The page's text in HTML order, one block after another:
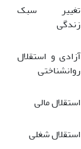
تغییر سبک
زندگی
آزادی و استقلال
روانشناختی
استقلال مالی
استقلال شغلی